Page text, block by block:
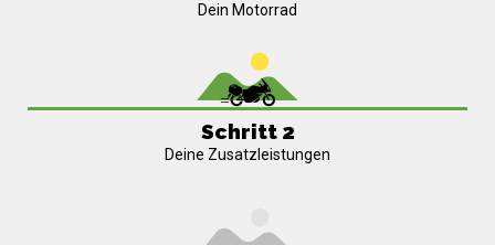
Dein Motorrad
Schritt 2
Deine Zusatzleistungen